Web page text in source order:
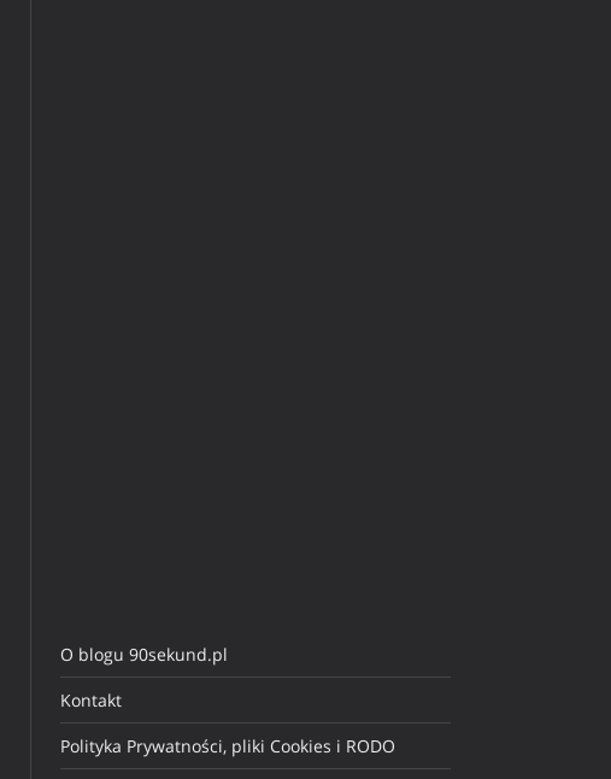
O blogu 90sekund.pl
Kontakt
Polityka Prywatności, pliki Cookies i RODO